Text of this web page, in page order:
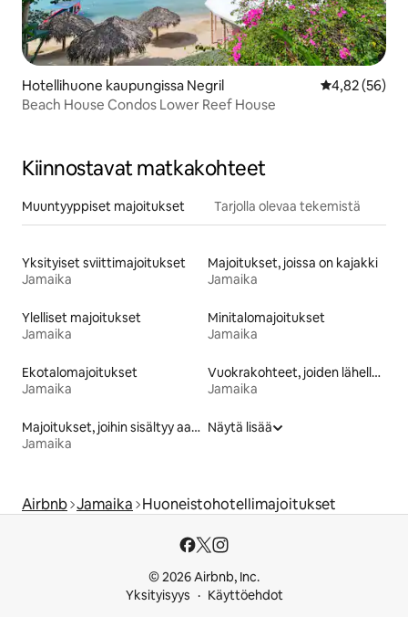
Hotellihuone kaupungissa Negril
4,82 (56)
Beach House Condos Lower Reef House
Kiinnostavat matkakohteet
Muuntyyppiset majoitukset Tarjolla olevaa tekemistä
Yksityiset sviittimajoitukset
Jamaika
Majoitukset, joissa on kajakki
Jamaika
Ylelliset majoitukset
Jamaika
Minitalomajoitukset
Jamaika
Ekotalomajoitukset
Jamaika
Vuokrakohteet, joiden lähellä on rinne tai latu
Jamaika
Majoitukset, joihin sisältyy aamiainen
Jamaika
Näytä lisää
Airbnb Jamaika Huoneistohotellimajoitukset
© 2026 Airbnb, Inc.
Yksityisyys
Käyttöehdot